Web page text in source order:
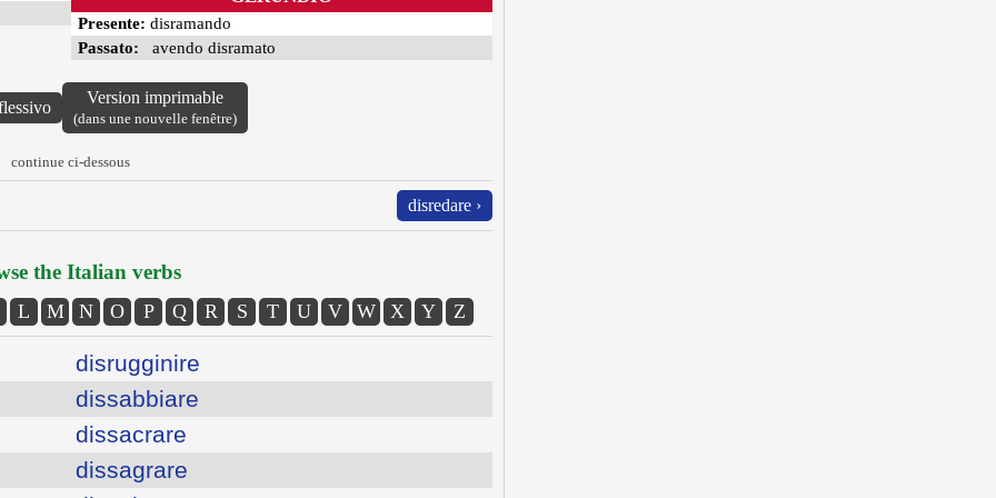
Presente: disramando
Passato: avendo disramato
Version imprimable
(dans une nouvelle fenêtre)
continue ci-dessous
disredare ›
the Italian verbs
L M N O P Q R S T U V W X Y Z
disrugginire
dissabbiare
dissacrare
dissagrare